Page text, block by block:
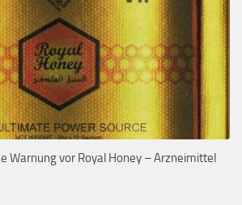
Warnung vor Royal Honey – Arzneimittel